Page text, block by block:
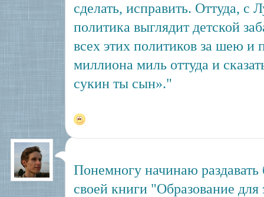
сделать, исправить. Оттуда, с
политика выглядит детской
всех этих политиков за шею и
миллиона миль оттуда и
сукин ты сын»."
Понемногу начинаю
своей книги "Образование для